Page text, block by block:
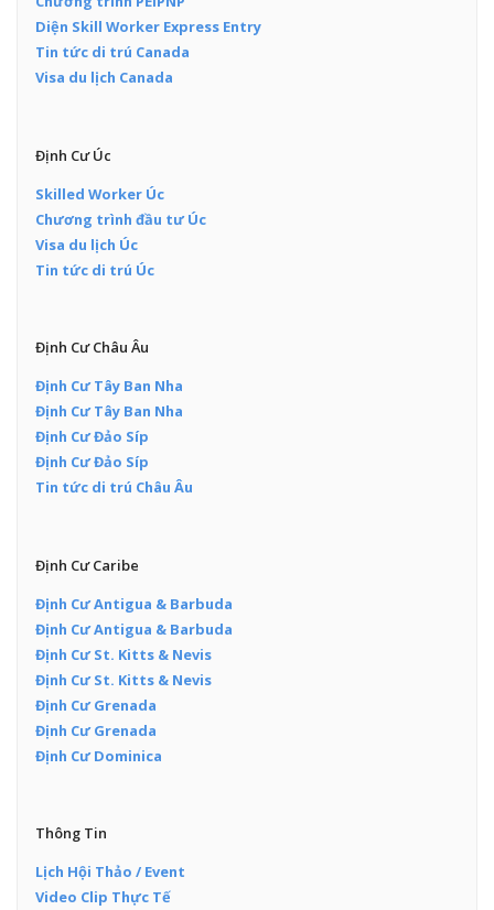
Diện Skill Worker Express Entry
Tin tức di trú Canada
Visa du lịch Canada
Định Cư Úc
Skilled Worker Úc
Chương trình đầu tư Úc
Visa du lịch Úc
Tin tức di trú Úc
Định Cư Châu Âu
Định Cư Tây Ban Nha
Định Cư Tây Ban Nha
Định Cư Đảo Síp
Định Cư Đảo Síp
Tin tức di trú Châu Âu
Định Cư Caribe
Định Cư Antigua & Barbuda
Định Cư Antigua & Barbuda
Định Cư St. Kitts & Nevis
Định Cư St. Kitts & Nevis
Định Cư Grenada
Định Cư Grenada
Định Cư Dominica
Thông Tin
Lịch Hội Thảo / Event
Video Clip Thực Tế